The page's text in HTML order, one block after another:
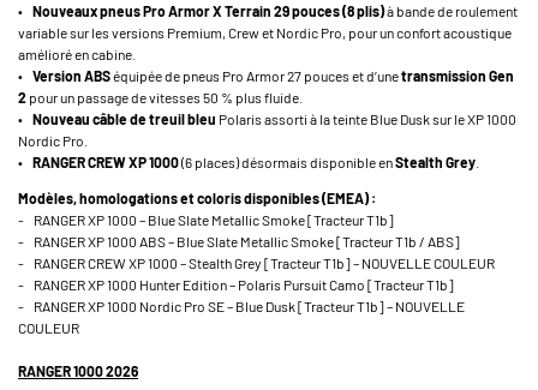
• Nouveaux pneus Pro Armor X Terrain 29 pouces (8 plis)à bande de roulement
variable sur les versions Premium, Crew et Nordic Pro, pour un confort acoustique
amélioré en cabine.
• Version ABSéquipée de pneus Pro Armor 27 pouces et d’unetransmission Gen
2 pour un passage de vitesses 50 % plus fluide.
• Nouveau câble de treuil bleu Polaris assorti à la teinte Blue Dusk sur le XP 1000
Nordic Pro.
• RANGER CREW XP 1000(6 places) désormais disponible enStealth Grey
Modèles, homologations et coloris disponibles (EMEA) :
- RANGER XP 1000 – Blue Slate Metallic Smoke [Tracteur T1b]
- RANGER XP 1000 ABS – Blue Slate Metallic Smoke [Tracteur T1b / ABS]
- RANGER CREW XP 1000 – Stealth Grey [Tracteur T1b] – NOUVELLE COULEUR
- RANGER XP 1000 Hunter Edition – Polaris Pursuit Camo [Tracteur T1b]
- RANGER XP 1000 Nordic Pro SE – Blue Dusk [Tracteur T1b] – NOUVELLE
COULEUR
RANGER 1000 2026